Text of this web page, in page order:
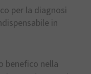
per la diagnosi
in
benefico nella